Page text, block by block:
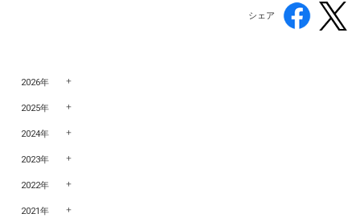
シェア
2026年
2025年
2024年
2023年
2022年
2021年